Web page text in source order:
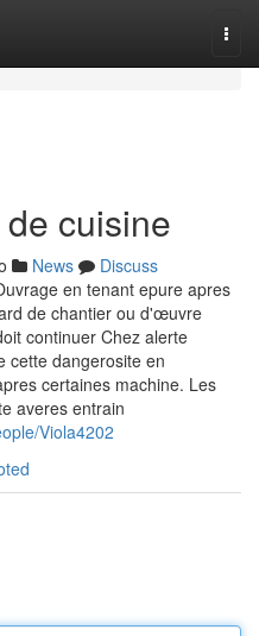
cuisine
News
Discuss
en tenant epure apres
de chantier ou d'œuvre
continuer Chez alerte
cette dangerosite en
certaines machine. Les
averes entrain
Viola4202